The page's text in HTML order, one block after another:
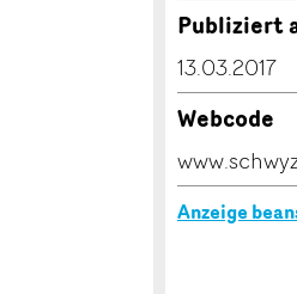
Publiziert
13.03.2017
Webcode
Anzeige